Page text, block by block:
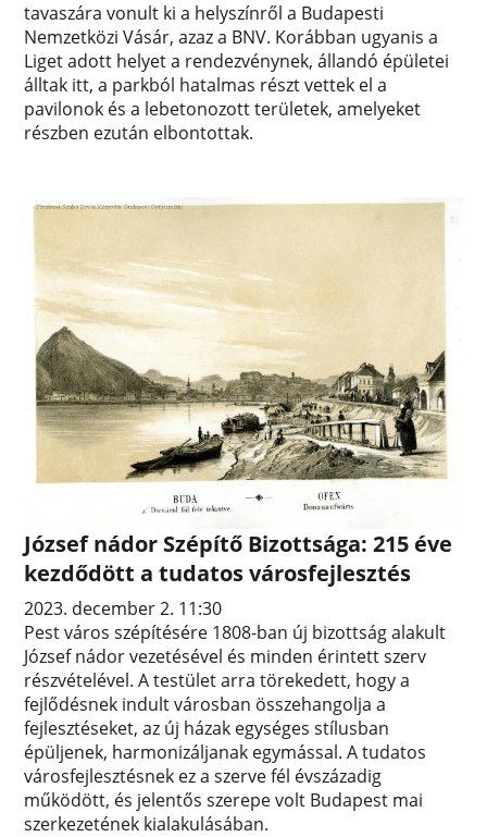
tavaszára vonult ki a helyszínről a Budapesti
Nemzetközi Vásár, azaz a BNV. Korábban ugyanis a
Liget adott helyet a rendezvénynek, állandó épületei
álltak itt, a parkból hatalmas részt vettek el a
pavilonok és a lebetonozott területek, amelyeket
részben ezután elbontottak.
József nádor Szépítő Bizottsága: 215 éve
kezdődött a tudatos városfejlesztés
2023. december 2. 11:30
Pest város szépítésére 1808-ban új bizottság alakult
József nádor vezetésével és minden érintett szerv
részvételével. A testület arra törekedett, hogy a
fejlődésnek indult városban összehangolja a
fejlesztéseket, az új házak egységes stílusban
épüljenek, harmonizáljanak egymással. A tudatos
városfejlesztésnek ez a szerve fél évszázadig
működött, és jelentős szerepe volt Budapest mai
szerkezetének kialakulásában.